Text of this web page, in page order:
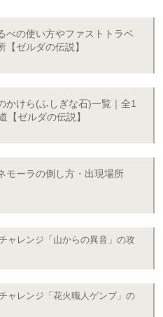
べの使い方やファストトラベ
【ゼルダの伝説】
かけら(ふしぎな石)一覧｜全1
【ゼルダの伝説】
モーラの倒し方・出現場所
ャレンジ「山からの異音」の攻
ャレンジ「花火職人ゲンブ」の